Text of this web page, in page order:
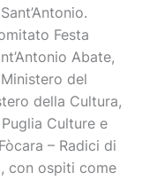
Festa
Abate,
del
della Cultura,
Culture e
– Radici di
con ospiti come